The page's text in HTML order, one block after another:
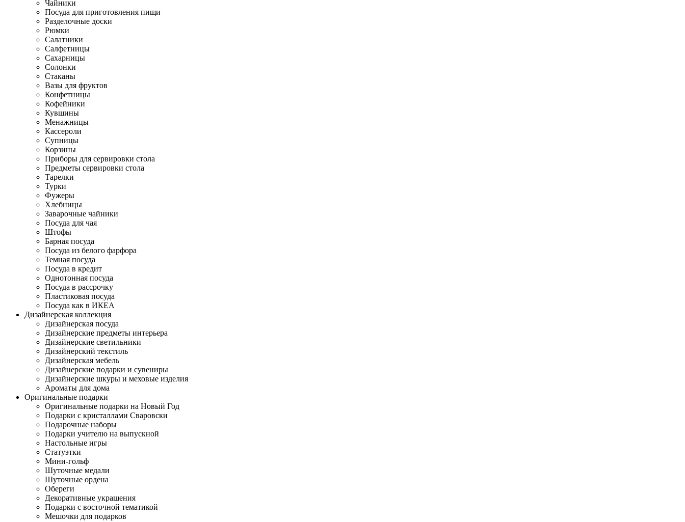
Чайники
Посуда для приготовления пищи
Разделочные доски
Рюмки
Салатники
Салфетницы
Сахарницы
Солонки
Стаканы
Вазы для фруктов
Конфетницы
Кофейники
Кувшины
Менажницы
Кассероли
Супницы
Корзины
Приборы для сервировки стола
Предметы сервировки стола
Тарелки
Турки
Фужеры
Хлебницы
Заварочные чайники
Посуда для чая
Штофы
Барная посуда
Посуда из белого фарфора
Темная посуда
Посуда в кредит
Однотонная посуда
Посуда в рассрочку
Пластиковая посуда
Посуда как в ИКЕА
Дизайнерская коллекция
Дизайнерская посуда
Дизайнерские предметы интерьера
Дизайнерские светильники
Дизайнерский текстиль
Дизайнерская мебель
Дизайнерские подарки и сувениры
Дизайнерские шкуры и меховые изделия
Ароматы для дома
Оригинальные подарки
Оригинальные подарки на Новый Год
Подарки с кристаллами Сваровски
Подарочные наборы
Подарки учителю на выпускной
Настольные игры
Статуэтки
Мини-гольф
Шуточные медали
Шуточные ордена
Обереги
Декоративные украшения
Подарки с восточной тематикой
Мешочки для подарков